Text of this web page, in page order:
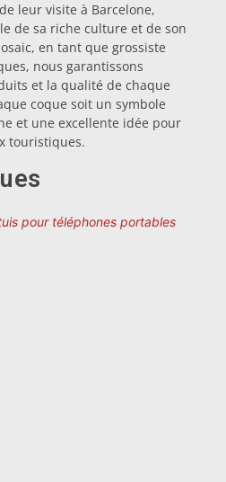
leur visite à Barcelone,
de sa riche culture et de son
en tant que grossiste
nous garantissons
et la qualité de chaque
coque soit un symbole
et une excellente idée pour
touristiques.
pour téléphones portables